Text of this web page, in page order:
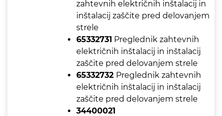
zahtevnih električnih inštalacij in
inštalacij zaščite pred delovanjem
strele
65332731 Preglednik zahtevnih
električnih inštalacij in inštalacij
zaščite pred delovanjem strele
65332732 Preglednik zahtevnih
električnih inštalacij in inštalacij
zaščite pred delovanjem strele
34400021